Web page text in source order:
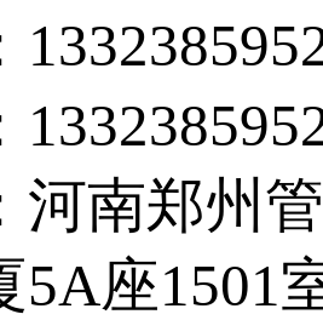
南郑州管
5A座1501